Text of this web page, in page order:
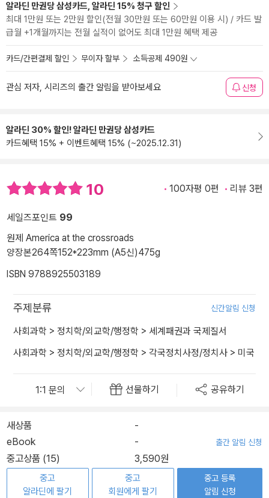
알라딘 만권당 삼성카드, 알라딘 15% 청구 할인
최대 1만원 또는 2만원 할인(전월 30만원 또는 60만원 이용 시) / 카드 발
급월 +1개월까지는 전월 실적이 없어도 최대 1만원 혜택 제공
카드/간편결제 할인 무이자 할부 소득공제 490원
관심 저자, 시리즈의 출간 알림을 받아보세요 신청
알라딘 30% 할인! 알라딘 만권당 삼성카드
카드혜택 15% + 이벤트혜택 15% (~2025.12.31)
10 100자평 0편 리뷰 3편
세일즈포인트 99
원제 America at the crossroads
양장본264쪽152*223mm (A5신)475g
ISBN 9788925503189
주제분류 신간알림 신청
사회과학 > 정치학/외교학/행정학 > 세계패권과 국제질서
사회과학 > 정치학/외교학/행정학 > 각국정치사정/정치사 > 미국
선물하기 공유하기
새상품
-
eBook
- 출간 알림 신청
중고상품 (15) 3,590원
중고
알라딘에 팔기
중고
회원에게 팔기
중고 등록
알림 신청